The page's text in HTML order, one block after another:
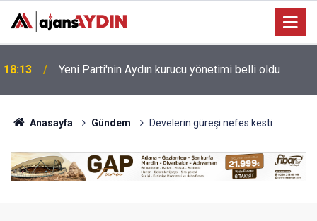
18:13 Yeni Parti'nin Aydın kurucu yönetimi belli oldu
Anasayfa Gündem Develerin güreşi nefes kesti